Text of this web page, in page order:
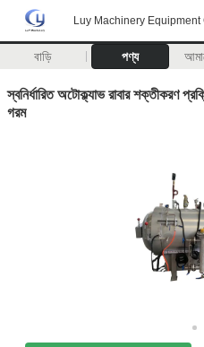
Luy Machinery Equipment
বাড়ি পণ্য
স্বনির্ধারিত অটোক্ল্যাভ রাবার শক্তীকরণ
গরম